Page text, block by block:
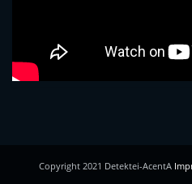
Copyright 2021 Detektei-AcentA